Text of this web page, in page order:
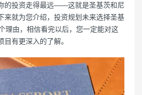
的投资走得最远——这就是圣基茨和尼
来就为您介绍，投资规划未来选择圣基
理由，相信看完以后，您一定能对这
有更深入的了解。